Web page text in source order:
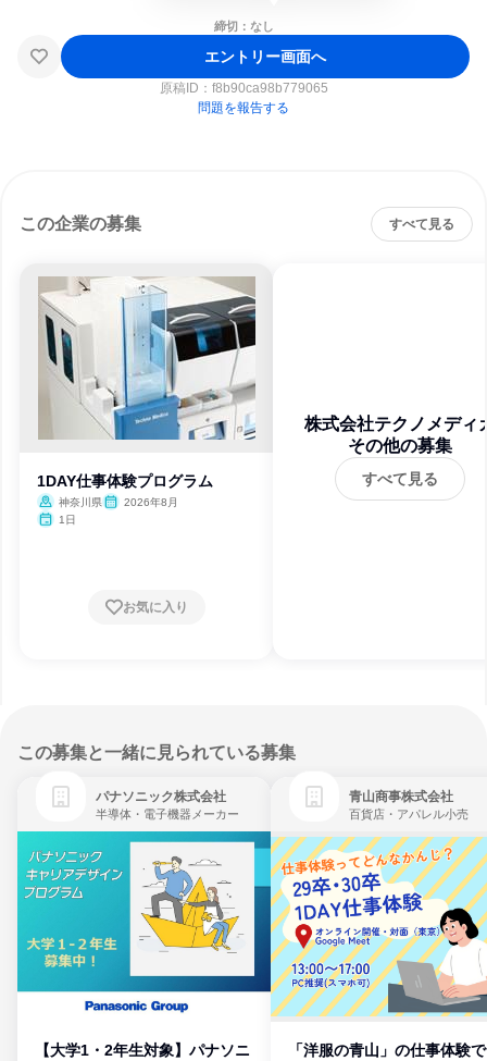
締切：なし
エントリー画面へ
原稿ID： f8b90ca98b779065
問題を報告する
この企業の募集 すべて見る
1DAY仕事体験プログラム
神奈川県
2026年8月
1日
お気に入り
株式会社テクノメディ
その他の募集
すべて見る
この募集と一緒に見られている募集
パナソニック株式会社
半導体・電子機器メーカー
【大学1・2年生対象】パナソニ
青山商事株式会社
百貨店・アパレル小売
「洋服の青山」の仕事体験